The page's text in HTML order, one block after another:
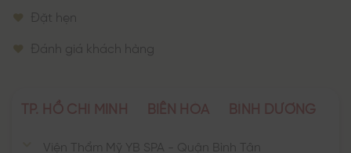
Đặt hẹn
Đánh giá khách hàng
TP. HỒ CHÍ MINH BIÊN HÒA BÌNH DƯƠNG
Viện Thẩm Mỹ YB SPA - Quận Bình Tân